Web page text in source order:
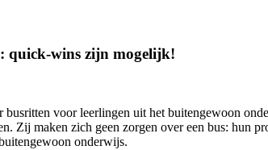
quick-wins zijn mogelijk!
voor leerlingen uit het buitengewoon
Zij maken zich geen zorgen over een bus:
onderwijs.